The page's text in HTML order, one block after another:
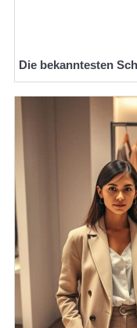
Die bekanntesten